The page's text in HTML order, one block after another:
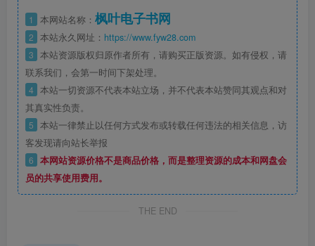
1 本网站名称： 枫叶电子书网
2 本站永久网址： https://www.fyw28.com
3 本站资源版权归原作者所有，请购买正版资源。如有侵权，请
联系我们，会第一时间下架处理。
4 本站一切资源不代表本站立场，并不代表本站赞同其观点和对
其真实性负责。
5 本站一律禁止以任何方式发布或转载任何违法的相关信息，访
客发现请向站长举报
6 本网站资源价格不是商品价格，而是整理资源的成本和网盘会
员的共享使用费用。
THE END